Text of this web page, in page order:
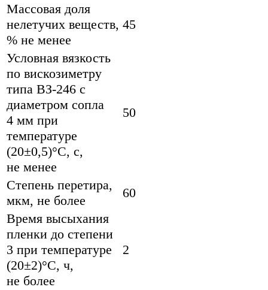
Массовая доля
нелетучих веществ,
% не менее
45
Условная вязкость
по вискозиметру
типа ВЗ-246 с
диаметром сопла
4 мм при
температуре
(20±0,5)°С, с,
не менее
50
Степень перетира,
мкм, не более
60
Время высыхания
пленки до степени
3 при температуре
(20±2)°С, ч,
не более
2